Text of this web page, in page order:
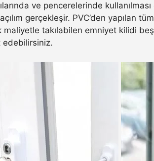
ve pencerelerinde
gerçekleşir. PVC’den yapılan
takılabilen emniyet kilidi
edebilirsiniz.